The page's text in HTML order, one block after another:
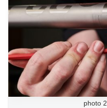
photo